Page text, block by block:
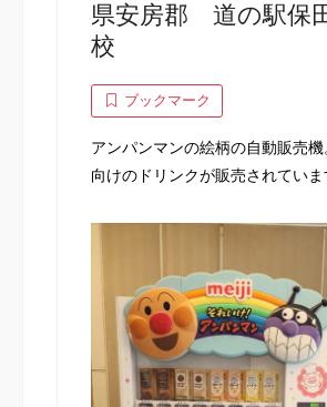
県安房郡 道の駅保
校
ブックマーク
アンパンマンの絵柄の自動販売
向けのドリンクが販売されていま